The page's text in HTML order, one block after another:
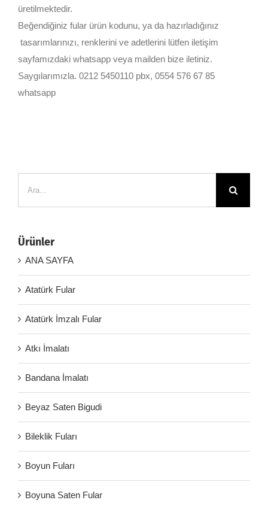
üretilmektedir.
Beğendiğiniz fular ürün kodunu, ya da hazırladığınız
tasarımlarınızı, renklerini ve adetlerini lütfen iletişim
sayfamızdaki whatsapp veya mailden bize iletiniz.
Saygılarımızla. 0212 5450110 pbx, 0554 576 67 85
whatsapp
Ürünler
ANA SAYFA
Atatürk Fular
Atatürk İmzalı Fular
Atkı İmalatı
Bandana İmalatı
Beyaz Saten Bigudi
Bileklik Fuları
Boyun Fuları
Boyuna Saten Fular